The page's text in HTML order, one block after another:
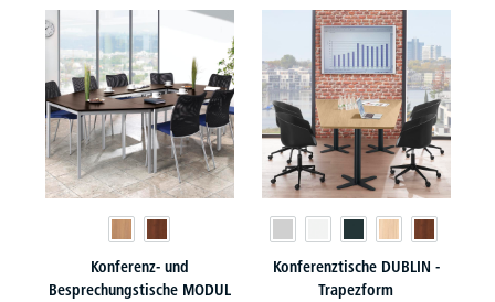
Konferenz- und
Besprechungstische MODUL
Konferenztische DUBLIN -
Trapezform